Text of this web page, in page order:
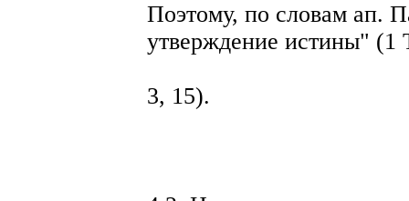
Поэтому, по словам ап.
утверждение истины" (1
3, 15).